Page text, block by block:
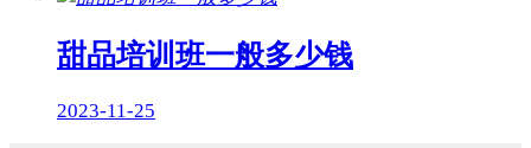
甜品培训班一般多少钱
2023-11-25